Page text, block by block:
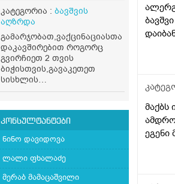
კატეგორია : ბავშვის
აღზრდა
გამარჯობათ,ვაქცინაციასთან
დაკავშირებით როგორც
გვირჩიეთ 2 თვის
ბიჭისთვის,გავაკეთეთ
სისხლის
ანალიზი,ლეიკოციტები
თრომბოციტები 351,სიცხე
არ ქონდა,უკანატანიდან
სიცხედ ჩათვალა,ყურები
ტკივაო და შეიძლება
ვირუსი ყურიდან
იწყებოდესო,გამოგვიწერა
კონსულტანტები
ნინო დავიდოვა
ლალი ფხალაძე
მერაბ მამაცაშვილი
ეგენი